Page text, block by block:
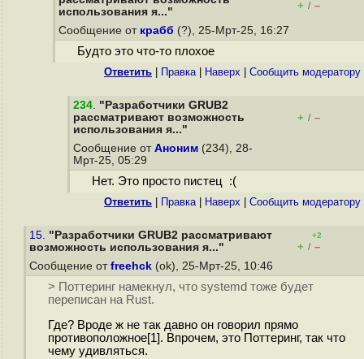
использования я..."
+ / –
Сообщение от крабб (?), 25-Мрт-25, 16:27
Будто это что-то плохое
Ответить Правка| Наверх Cообщить модератору
234. "Разработчики GRUB2
рассматривают возможность
использования я..."
+ / –
Сообщение от Аноним (234), 28-
Мрт-25, 05:29
Нет. Это просто пистец :(
Ответить Правка| Наверх Cообщить модератору
15. "Разработчики GRUB2 рассматривают
возможность использования я..."
+2
+ / –
Сообщение от freehck (ok), 25-Мрт-25, 10:46
> Поттеринг намекнул, что systemd тоже будет
переписан на Rust.
Где? Вроде ж не так давно он говорил прямо
противоположное[1]. Впрочем, это Поттеринг, так что
чему удивляться.